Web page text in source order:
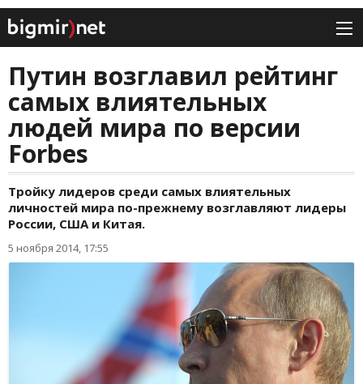
Путин возглавил рейтинг
самых влиятельных
людей мира по версии
Forbes
Тройку лидеров среди самых влиятельных
личностей мира по-прежнему возглавляют лидеры
России, США и Китая.
5 ноября 2014, 17:55